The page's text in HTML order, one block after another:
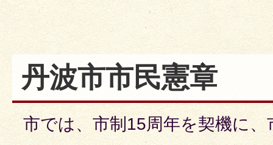
丹波市市民憲章
市では、市制15周年を契機に